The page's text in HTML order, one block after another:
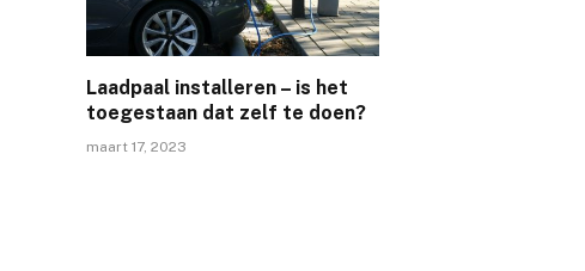
Laadpaal installeren – is het
toegestaan dat zelf te doen?
maart 17, 2023